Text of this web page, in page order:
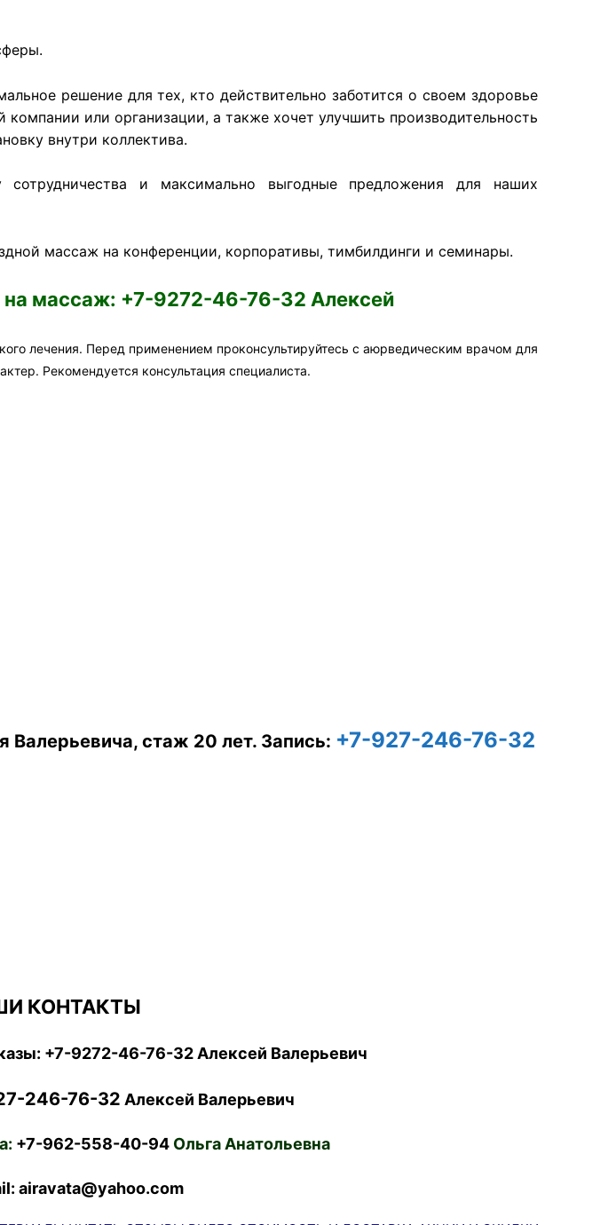
решение для тех, кто действительно заботится о своем здоровье
компании или организации, а также хочет улучшить производительность
внутри коллектива.
и максимально выгодные предложения для наших
массаж на конференции, корпоративы, тимбилдинги и семинары.
на массаж: +7-9272-46-76-32 Алексей
лечения. Перед применением проконсультируйтесь с аюрведическим врачом для
Рекомендуется консультация специалиста.
Валерьевича, стаж 20 лет. Запись: +7-927-246-76-32
КОНТАКТЫ
+7-9272-46-76-32 Алексей Валерьевич
246-76-32 Алексей Валерьевич
+7-962-558-40-94Ольга Анатольевна
airavata@yahoo.com